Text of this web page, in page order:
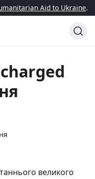
Aid to Ukraine.
великого